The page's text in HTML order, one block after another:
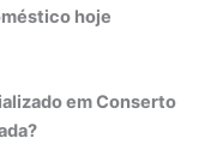
hoje
em Conserto